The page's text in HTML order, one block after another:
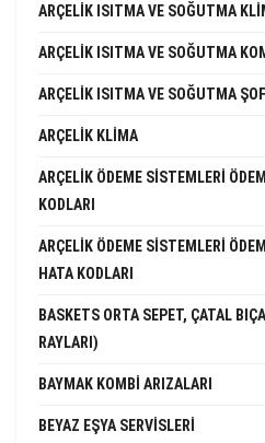
ARÇELIK ISITMA VE SOĞUTMA
ARÇELIK ISITMA VE SOĞUTMA
ARÇELIK ISITMA VE SOĞUTMA
ARÇELIK KLIMA
ARÇELIK ÖDEME SISTEMLERI
KODLARI
ARÇELIK ÖDEME SISTEMLERI
HATA KODLARI
BASKETS ORTA SEPET, ÇATAL
RAYLARI)
BAYMAK KOMBI ARIZALARI
BEYAZ EŞYA SERVISLERI